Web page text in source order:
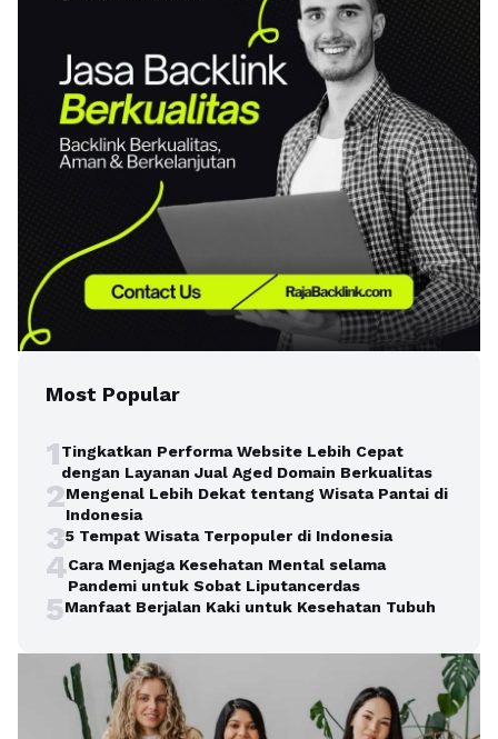
Most Popular
1Tingkatkan Performa Website Lebih Cepat
dengan Layanan Jual Aged Domain Berkualitas
2Mengenal Lebih Dekat tentang Wisata Pantai di
Indonesia
35 Tempat Wisata Terpopuler di Indonesia
4Cara Menjaga Kesehatan Mental selama
Pandemi untuk Sobat Liputancerdas
5Manfaat Berjalan Kaki untuk Kesehatan Tubuh